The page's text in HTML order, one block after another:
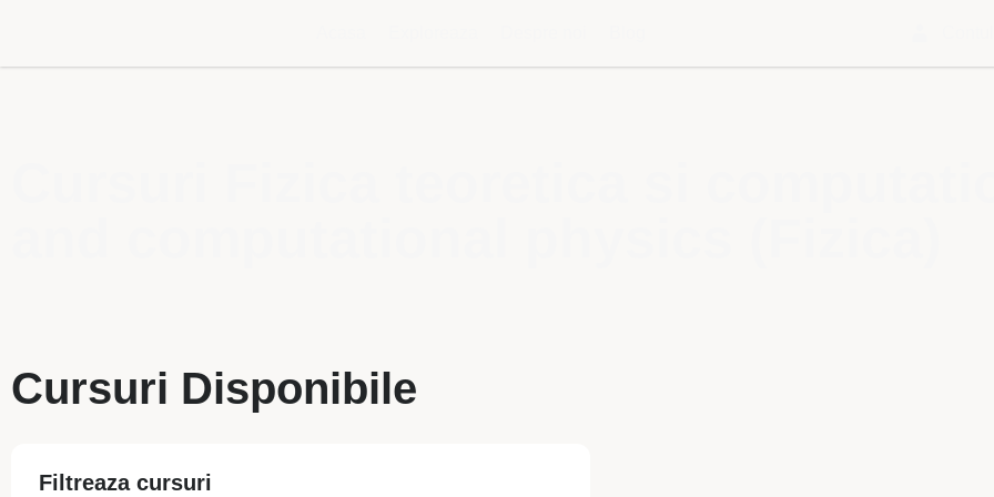
Cursuri Disponibile
Filtreaza cursuri